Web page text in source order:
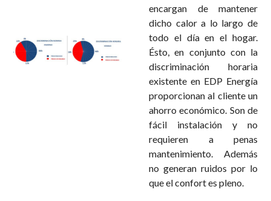
encargan de mantener
dicho calor a lo largo de
todo el día en el hogar.
Ésto, en conjunto con la
discriminación horaria
existente en EDP Energía
proporcionan al cliente un
ahorro económico. Son de
fácil instalación y no
requieren a penas
mantenimiento. Además
no generan ruidos por lo
que el confort es pleno.